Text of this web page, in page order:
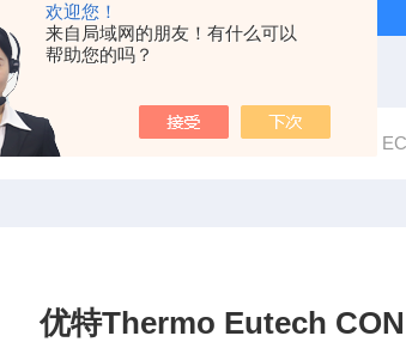
欢迎您！
来自局域网的朋友！有什么可以
帮助您的吗？
产品中心 实验室仪器 优特Eutech仪器
优特Thermo